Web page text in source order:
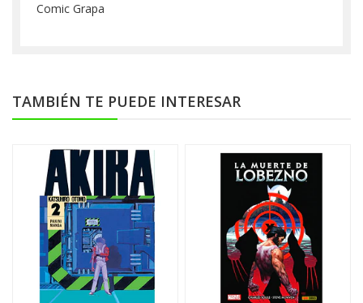
Comic Grapa
TAMBIÉN TE PUEDE INTERESAR